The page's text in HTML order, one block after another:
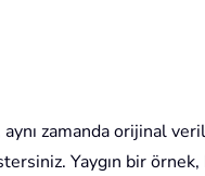
zamanda orijinal
Yaygın bir